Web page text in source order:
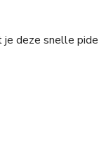
deze snelle